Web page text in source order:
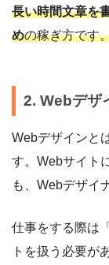
長い時間文章を
めの稼ぎ方です
2. Webデザ
Webデザインと
す。Webサイト
も、Webデザイ
仕事をする際は
トを扱う必要が